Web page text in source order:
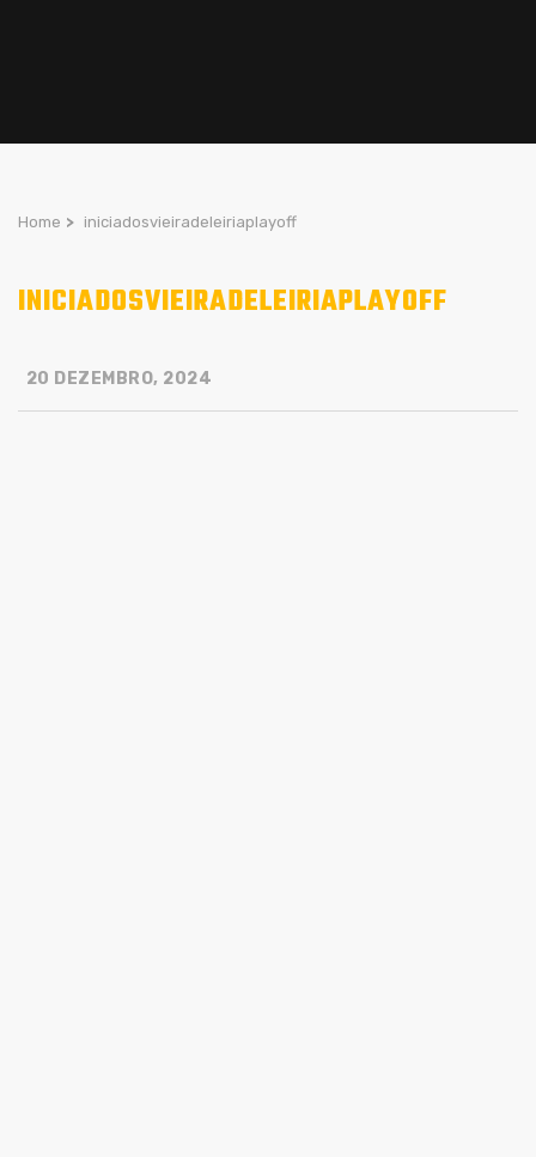
Home > iniciadosvieiradeleiriaplayoff
INICIADOSVIEIRADELEIRIAPLAYOFF
20 DEZEMBRO, 2024